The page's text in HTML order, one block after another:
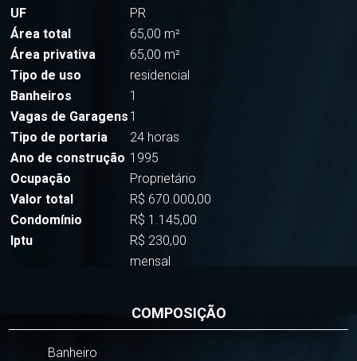
UF
PR
Área total
65,00 m²
Área privativa
65,00 m²
Tipo de uso
residencial
Banheiros
1
Vagas de Garagens 1
Tipo de portaria
24 horas
Ano de construção 1995
Ocupação
Proprietário
Valor total
R$ 670.000,00
Condomínio
R$ 1.145,00
Iptu
R$ 230,00
mensal
COMPOSIÇÃO
Banheiro